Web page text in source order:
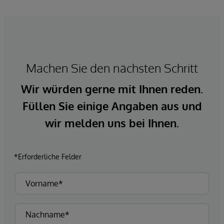
Machen Sie den nächsten Schritt
Wir würden gerne mit Ihnen reden.
Füllen Sie einige Angaben aus und
wir melden uns bei Ihnen.
*Erforderliche Felder